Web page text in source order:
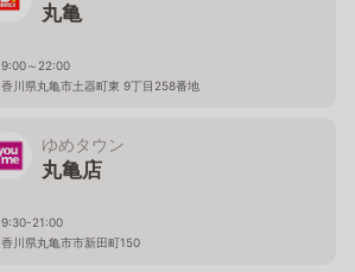
丸亀
9:00～22:00
香川県丸亀市土器町東 9丁目258番地
ゆめタウン
丸亀店
9:30-21:00
香川県丸亀市市新田町150